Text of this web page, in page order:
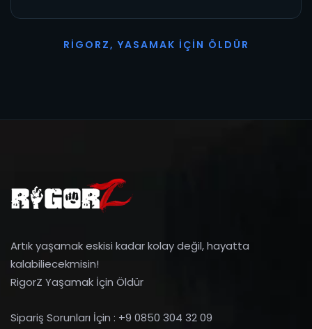
R I G O R Z, YASAMAK İ ÇI N Ö L D Ü R
Artık yaşamak eskisi kadar kolay değil, hayatta
kalabiliecekmisin!
RigorZ Yaşamak İçin Öldür
Sipariş Sorunları İçin : +9 0850 304 32 09